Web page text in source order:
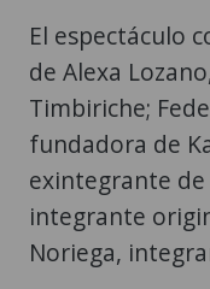
El espectáculo
de Alexa
Timbiriche;
fundadora de
exintegrante de
integrante
Noriega,